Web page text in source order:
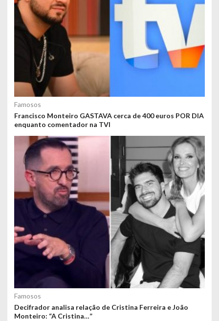
Famosos
Francisco Monteiro GASTAVA cerca de 400 euros POR DIA
enquanto comentador na TVI
Famosos
Decifrador analisa relação de Cristina Ferreira e João
Monteiro: “A Cristina…”